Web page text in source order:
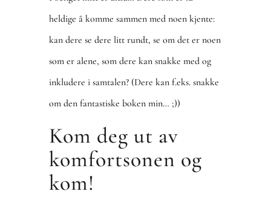
heldige å komme sammen med noen kjente:
kan dere se dere litt rundt, se om det er noen
som er alene, som dere kan snakke med og
inkludere i samtalen? (Dere kan f.eks. snakke
om den fantastiske boken min… ;))
Kom deg ut av
komfortsonen og
kom!